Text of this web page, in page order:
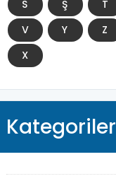
S
Ş T
V
Y Z
X
Kategoriler